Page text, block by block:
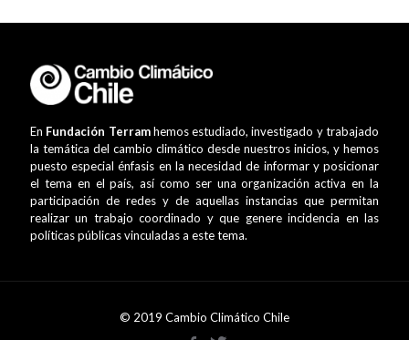
En Fundación Terramhemos estudiado, investigado y trabajado
la temática del cambio climático desde nuestros inicios, y hemos
puesto especial énfasis en la necesidad de informar y posicionar
el tema en el país, así como ser una organización activa en la
participación de redes y de aquellas instancias que permitan
realizar un trabajo coordinado y que genere incidencia en las
políticas públicas vinculadas a este tema.
© 2019 Cambio Climático Chile